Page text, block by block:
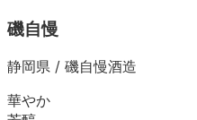
磯自慢
静岡県 / 磯自慢酒造
華やか